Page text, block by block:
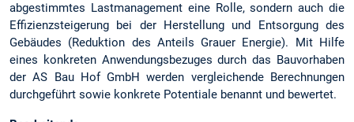
abgestimmtes Lastmanagement eine Rolle, sondern auch die
Effizienzsteigerung bei der Herstellung und Entsorgung des
Gebäudes (Reduktion des Anteils Grauer Energie). Mit Hilfe
eines konkreten Anwendungsbezuges durch das Bauvorhaben
der AS Bau Hof GmbH werden vergleichende Berechnungen
durchgeführt sowie konkrete Potentiale benannt und bewertet.